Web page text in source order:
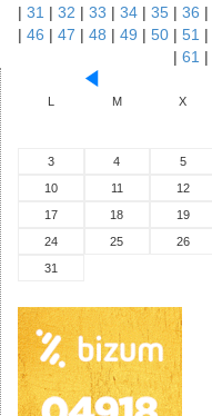
| 31 | 32 | 33 | 34 | 35 | 36 |
| 46 | 47 | 48 | 49 | 50 | 51 |
| 61 |
L
M X
3
4 5
10
11 12
17
18 19
24
25 26
31